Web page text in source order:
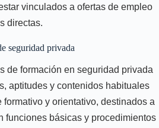
vinculados a ofertas de empleo
directas.
seguridad privada
de formación en seguridad privada
aptitudes y contenidos habituales
y orientativo, destinados a
funciones básicas y procedimientos